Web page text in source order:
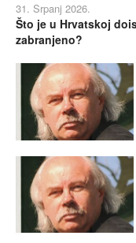
31. Srpanj 2026.
Što je u Hrvatskoj
zabranjeno?